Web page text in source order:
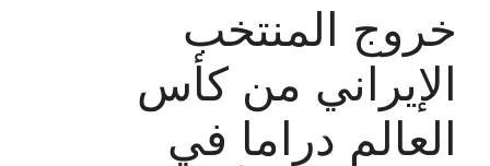
خروج المنتخب
الإيراني من كأس
العالم دراما في